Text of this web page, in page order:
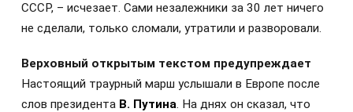
СССР, – исчезает. Сами незалежники за 30 лет ничего
не сделали, только сломали, утратили и разворовали.
Верховный открытым текстом предупреждает
Настоящий траурный марш услышали в Европе после
слов президента В. Путина. На днях он сказал, что